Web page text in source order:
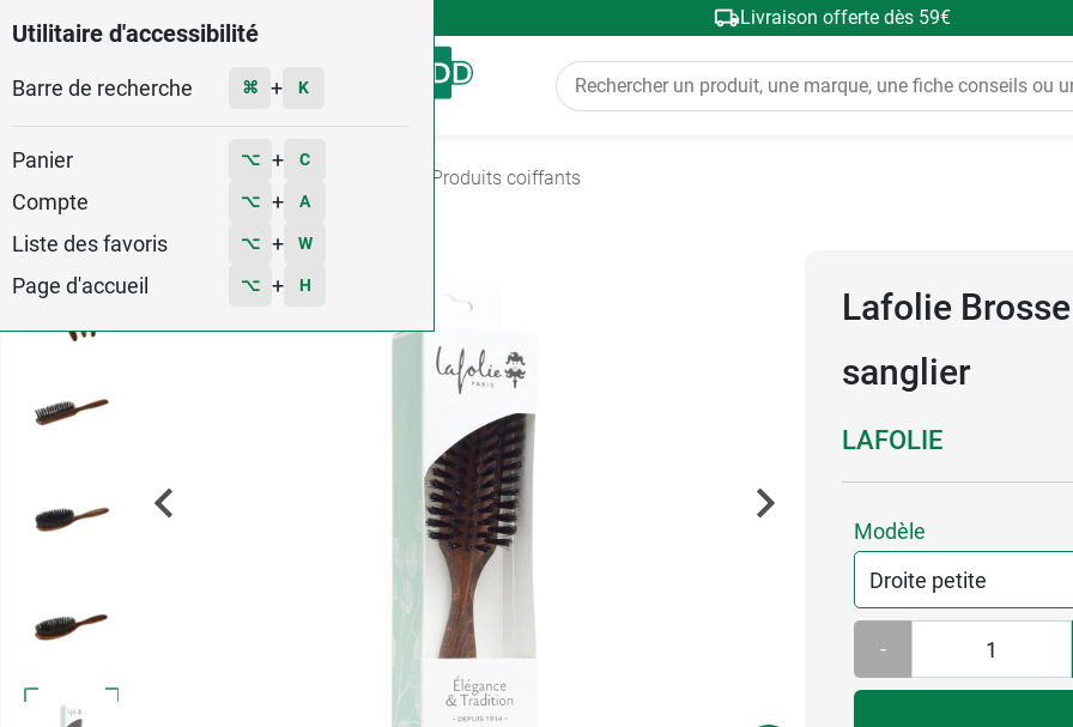
Utilitaire d'accessibilité
Barre de recherche ⌘ + K
Panier ⌥ + C
Compte ⌥ + A
Liste des favoris ⌥ + W
Page d'accueil ⌥ + H
Livraison offerte dès 59€
Menu
Produits coiffants
Lafolie
sanglier
LAFOLIE
Modèle
-